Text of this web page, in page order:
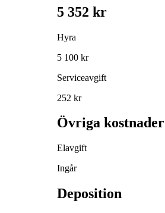
5 352 kr
Hyra
5 100 kr
Serviceavgift
252 kr
Övriga kostnader
Elavgift
Ingår
Deposition